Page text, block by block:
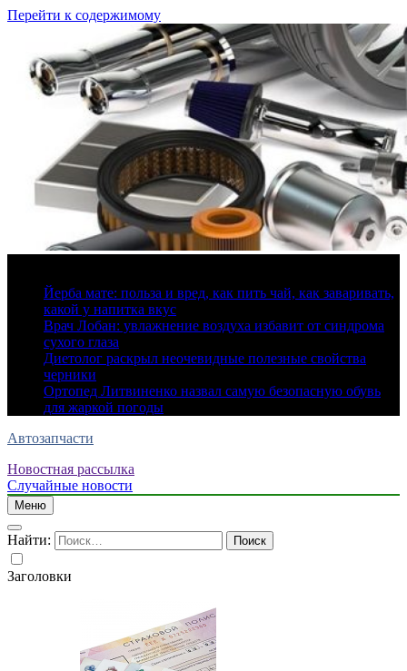
Перейти к содержимому
Йерба мате: польза и вред, как пить чай, как заваривать,
какой у напитка вкус
Врач Лобан: увлажнение воздуха избавит от синдрома
сухого глаза
Диетолог раскрыл неочевидные полезные свойства
черники
Ортопед Литвиненко назвал самую безопасную обувь
для жаркой погоды
Автозапчасти
Новостная рассылка
Случайные новости
Меню
Найти:
Заголовки